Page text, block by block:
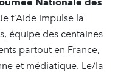
t’Aide impulse la
équipe des centaines
partout en France,
et médiatique. Le/la